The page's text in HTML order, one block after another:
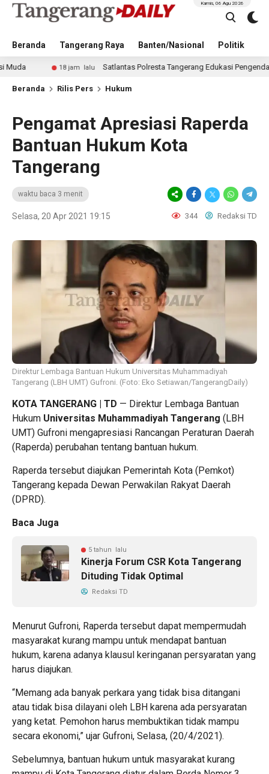
Beranda Tangerang Raya Banten/Nasional Politik
Kamis, 06 Agu 2026
18 jam lalu Satlantas Polresta Tangerang Edukasi Pengendara di Titik
Beranda Rilis Pers Hukum
Pengamat Apresiasi Raperda
Bantuan Hukum Kota
Tangerang
waktu baca 3 menit
Selasa, 20 Apr 2021 19:15 344 Redaksi TD
Direktur Lembaga Bantuan Hukum Universitas Muhammadiyah
Tangerang (LBH UMT) Gufroni. (Foto: Eko Setiawan/TangerangDaily)
KOTA TANGERANG | TD — Direktur Lembaga Bantuan
Hukum Universitas Muhammadiyah Tangerang (LBH
UMT) Gufroni mengapresiasi Rancangan Peraturan Daerah
(Raperda) perubahan tentang bantuan hukum.
Raperda tersebut diajukan Pemerintah Kota (Pemkot)
Tangerang kepada Dewan Perwakilan Rakyat Daerah
(DPRD).
Baca Juga
5 tahun lalu
Kinerja Forum CSR Kota Tangerang
Dituding Tidak Optimal
Redaksi TD
Menurut Gufroni, Raperda tersebut dapat mempermudah
masyarakat kurang mampu untuk mendapat bantuan
hukum, karena adanya klausul keringanan persyaratan yang
harus diajukan.
“Memang ada banyak perkara yang tidak bisa ditangani
atau tidak bisa dilayani oleh LBH karena ada persyaratan
yang ketat. Pemohon harus membuktikan tidak mampu
secara ekonomi,” ujar Gufroni, Selasa, (20/4/2021).
Sebelumnya, bantuan hukum untuk masyarakat kurang